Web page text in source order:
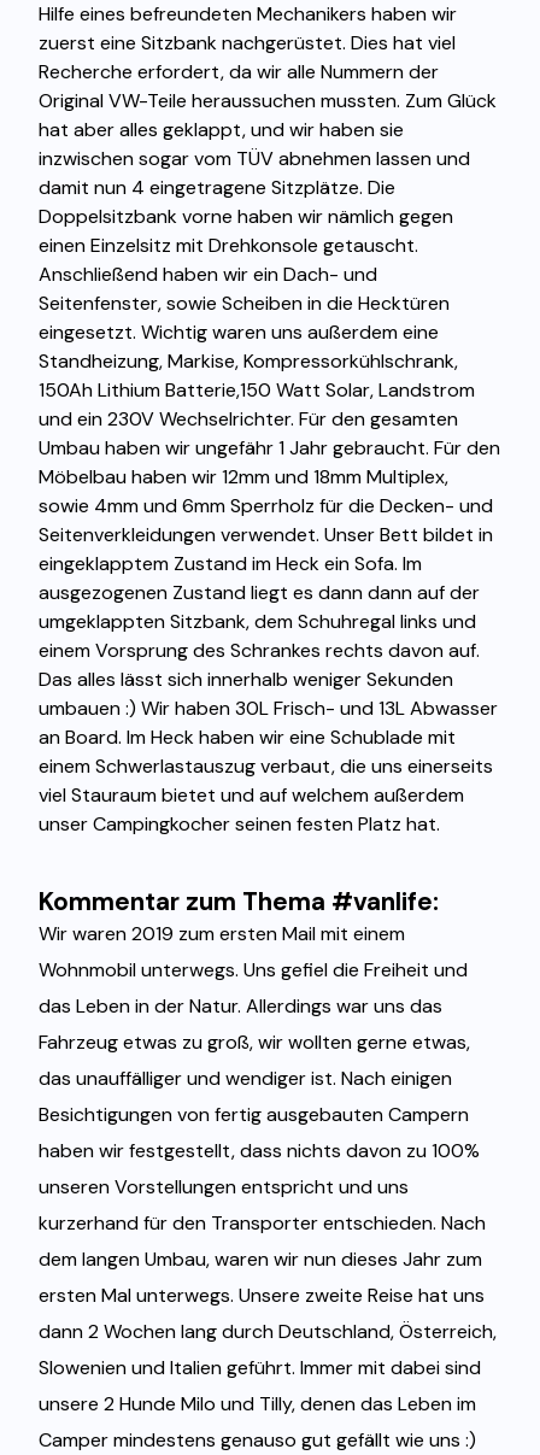
Hilfe eines befreundeten Mechanikers haben wir
zuerst eine Sitzbank nachgerüstet. Dies hat viel
Recherche erfordert, da wir alle Nummern der
Original VW-Teile heraussuchen mussten. Zum Glück
hat aber alles geklappt, und wir haben sie
inzwischen sogar vom TÜV abnehmen lassen und
damit nun 4 eingetragene Sitzplätze. Die
Doppelsitzbank vorne haben wir nämlich gegen
einen Einzelsitz mit Drehkonsole getauscht.
Anschließend haben wir ein Dach- und
Seitenfenster, sowie Scheiben in die Hecktüren
eingesetzt. Wichtig waren uns außerdem eine
Standheizung, Markise, Kompressorkühlschrank,
150Ah Lithium Batterie,150 Watt Solar, Landstrom
und ein 230V Wechselrichter. Für den gesamten
Umbau haben wir ungefähr 1 Jahr gebraucht. Für den
Möbelbau haben wir 12mm und 18mm Multiplex,
sowie 4mm und 6mm Sperrholz für die Decken- und
Seitenverkleidungen verwendet. Unser Bett bildet in
eingeklapptem Zustand im Heck ein Sofa. Im
ausgezogenen Zustand liegt es dann dann auf der
umgeklappten Sitzbank, dem Schuhregal links und
einem Vorsprung des Schrankes rechts davon auf.
Das alles lässt sich innerhalb weniger Sekunden
umbauen :) Wir haben 30L Frisch- und 13L Abwasser
an Board. Im Heck haben wir eine Schublade mit
einem Schwerlastauszug verbaut, die uns einerseits
viel Stauraum bietet und auf welchem außerdem
unser Campingkocher seinen festen Platz hat.
Kommentar zum Thema #vanlife:
Wir waren 2019 zum ersten Mail mit einem
Wohnmobil unterwegs. Uns gefiel die Freiheit und
das Leben in der Natur. Allerdings war uns das
Fahrzeug etwas zu groß, wir wollten gerne etwas,
das unauffälliger und wendiger ist. Nach einigen
Besichtigungen von fertig ausgebauten Campern
haben wir festgestellt, dass nichts davon zu 100%
unseren Vorstellungen entspricht und uns
kurzerhand für den Transporter entschieden. Nach
dem langen Umbau, waren wir nun dieses Jahr zum
ersten Mal unterwegs. Unsere zweite Reise hat uns
dann 2 Wochen lang durch Deutschland, Österreich,
Slowenien und Italien geführt. Immer mit dabei sind
unsere 2 Hunde Milo und Tilly, denen das Leben im
Camper mindestens genauso gut gefällt wie uns :)